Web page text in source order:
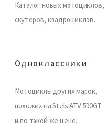
Каталог новых мотоциклов,
скутеров, квадроциклов.
Одноклассники
Мотоциклы других марок,
похожих на Stels ATV 500GT
и по такой же цене.